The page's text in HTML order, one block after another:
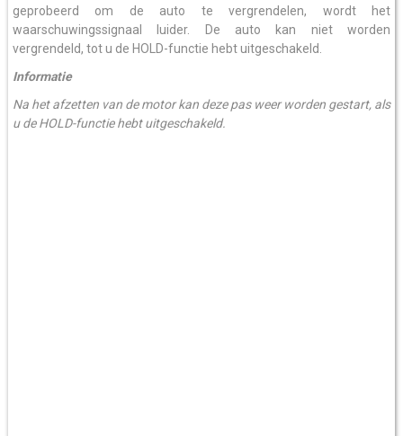
geprobeerd om de auto te vergrendelen, wordt het
waarschuwingssignaal luider. De auto kan niet worden
vergrendeld, tot u de HOLD-functie hebt uitgeschakeld.
Informatie
Na het afzetten van de motor kan deze pas weer worden gestart, als
u de HOLD-functie hebt uitgeschakeld.